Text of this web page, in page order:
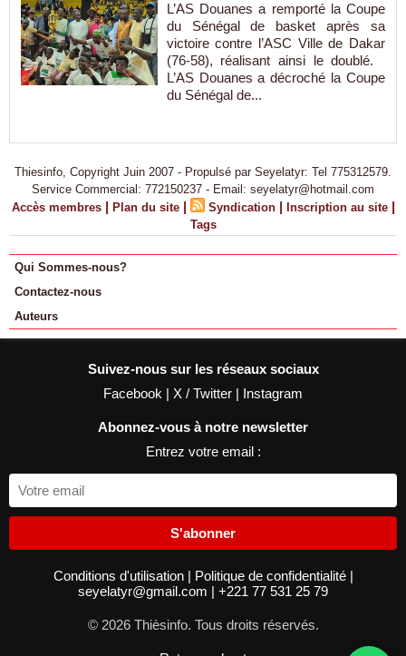
L’AS Douanes a remporté la Coupe
du Sénégal de basket après sa
victoire contre l’ASC Ville de Dakar
(76-58), réalisant ainsi le doublé.
L’AS Douanes a décroché la Coupe
du Sénégal de...
Thiesinfo, Copyright Juin 2007 - Propulsé par Seyelatyr: Tel 775312579.
Service Commercial: 772150237 - Email: seyelatyr@hotmail.com
Accès membres | Plan du site | Syndication | Inscription au site |
Tags
Qui Sommes-nous?
Contactez-nous
Auteurs
Suivez-nous sur les réseaux sociaux
Facebook | X / Twitter | Instagram
Abonnez-vous à notre newsletter
Entrez votre email :
S'abonner
Conditions d'utilisation | Politique de confidentialité |
seyelatyr@gmail.com | +221 77 531 25 79
© 2026 Thièsinfo. Tous droits réservés.